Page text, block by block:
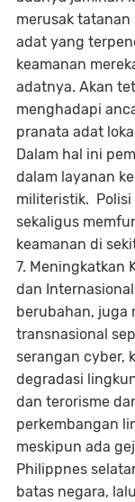
merusak tatanan
adat yang
keamanan
adatnya. Akan
menghadapi
pranata adat
Dalam hal ini
dalam layanan
militeristik. Polisi
sekaligus
keamanan di
7. Meningkatkan
dan
berubahan, juga
transnasional
serangan cyber,
degradasi
dan terorisme
perkembangan
meskipun ada
Philippnes
batas negara,